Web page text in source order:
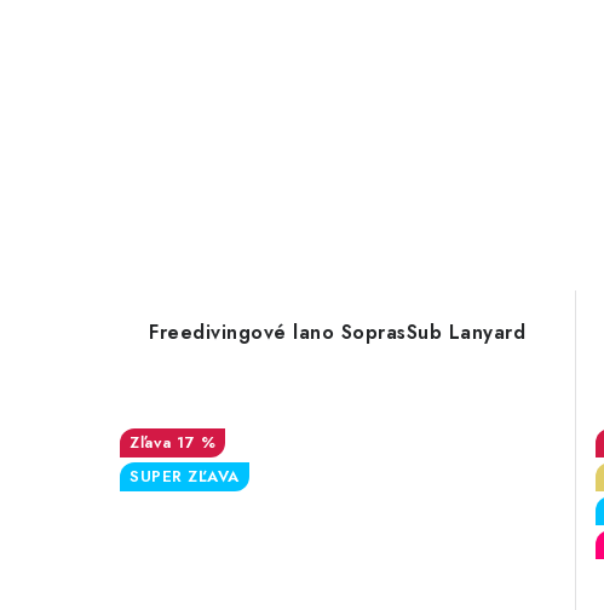
Freedivingové lano SoprasSub Lanyard
17 %
SUPER ZĽAVA